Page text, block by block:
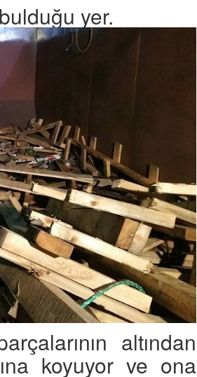
yer.
altından
koyuyor ve ona